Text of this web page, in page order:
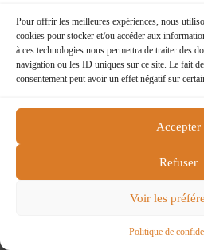
Pour offrir les meilleures expériences, nous
cookies pour stocker et/ou accéder aux
à ces technologies nous permettra de traiter des
navigation ou les ID uniques sur ce site. Le fait
consentement peut avoir un effet négatif sur
Accepter
Refuser
Voir les
Politique de
Ça s’castagne sur les barricades à
Et ça sent l’ammoniaque dans une
Attentat suicide à Bagdad , panique à
Témoins de tout, témoins de rien,
Malgré nous on est tous témoins,
Témoins de tout, témoins de rien,